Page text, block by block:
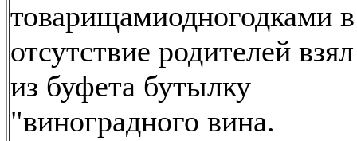
товарищамиодногодками в
отсутствие родителей взял
из буфета бутылку
"виноградного вина.